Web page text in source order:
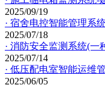
2025/09/19
· 宿舍电控智能管理系
2025/07/18
· 消防安全监测系统(
2025/07/14
· 低压配电室智能运维
2025/06/05